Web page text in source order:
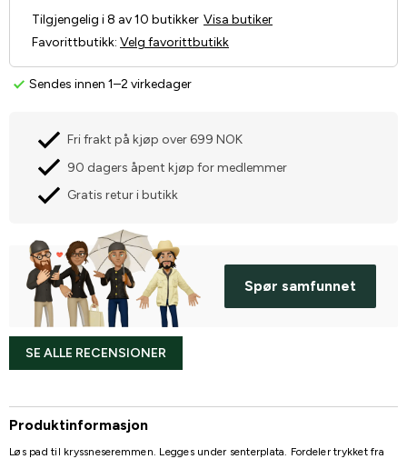
Sendes innen 1–2 virkedager
Tilgjengelig i 8 av 10 butikker Visa butiker
Favorittbutikk: Velg favorittbutikk
Fri frakt på kjøp over 699 NOK
90 dagers åpent kjøp for medlemmer
Gratis retur i butikk
Spør samfunnet
SE ALLE RECENSIONER
Produktinformasjon
Løs pad til kryssneseremmen. Legges under senterplata. Fordeler trykket fra